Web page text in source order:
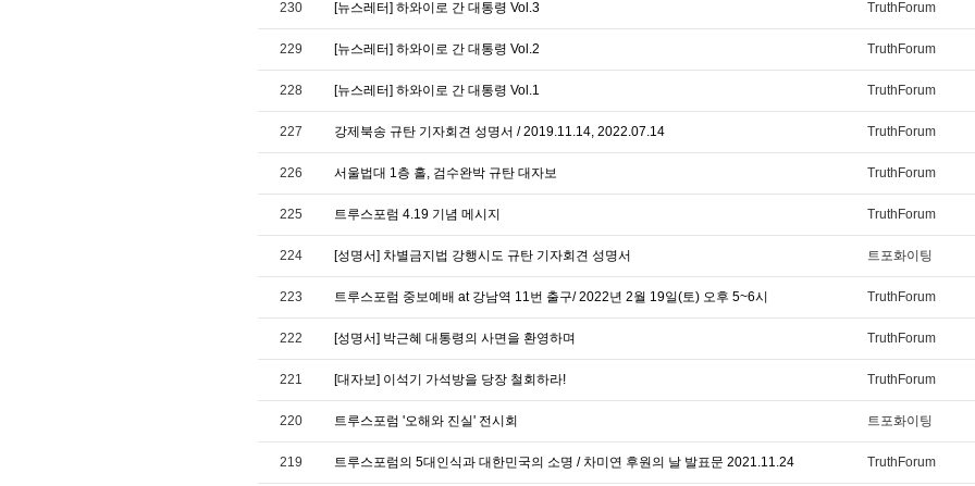
230 [뉴스레터] 하와이로 간 대통령 Vol.3 TruthForum
229 [뉴스레터] 하와이로 간 대통령 Vol.2 TruthForum
228 [뉴스레터] 하와이로 간 대통령 Vol.1 TruthForum
227 강제북송 규탄 기자회견 성명서 / 2019.11.14, 2022.07.14 TruthForum
226 서울법대 1층 홀, 검수완박 규탄 대자보 TruthForum
225 트루스포럼 4.19 기념 메시지 TruthForum
224 [성명서] 차별금지법 강행시도 규탄 기자회견 성명서 트포화이팅
223 트루스포럼 중보예배 at 강남역 11번 출구/ 2022년 2월 19일(토) 오후 5~6시 TruthForum
222 [성명서] 박근혜 대통령의 사면을 환영하며 TruthForum
221 [대자보] 이석기 가석방을 당장 철회하라! TruthForum
220 트루스포럼 '오해와 진실' 전시회 트포화이팅
219 트루스포럼의 5대인식과 대한민국의 소명 / 차미연 후원의 날 발표문 2021.11.24 TruthForum